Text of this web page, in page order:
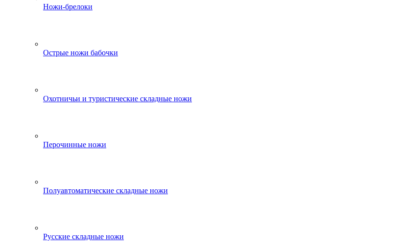
Ножи-брелоки
Острые ножи бабочки
Охотничьи и туристические складные ножи
Перочинные ножи
Полуавтоматические складные ножи
Русские складные ножи